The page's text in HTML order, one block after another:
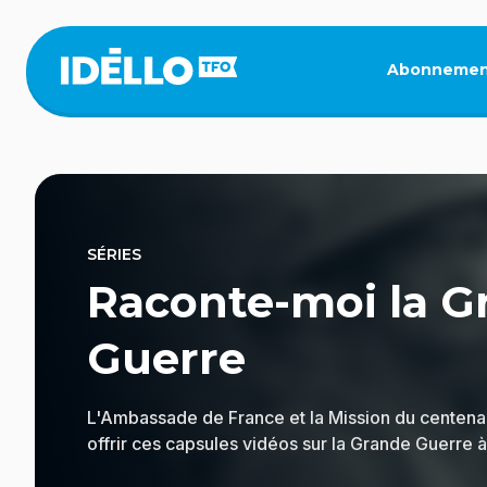
contenu
principal
SÉRIES
Raconte-moi la
Guerre
L'Ambassade de France et la Mission du
offrir ces capsules vidéos sur la Grande Guerre